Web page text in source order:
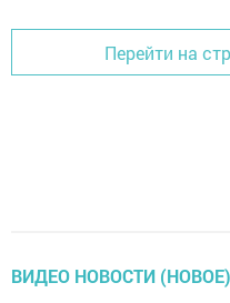
Перейти на
ВИДЕО НОВОСТИ (НОВОЕ)